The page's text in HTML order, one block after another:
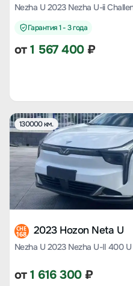
Гарантия 1 - 3 года
от1 567 400₽
130000 км.
CHE
168 2023 Hozon Neta U
от1 616 300₽